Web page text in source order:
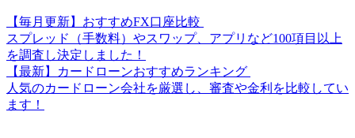
【毎月更新】おすすめFX口座比較
スプレッド（手数料）やスワップ、アプリなど100項目以上
を調査し決定しました！
【最新】カードローンおすすめランキング
人気のカードローン会社を厳選し、審査や金利を比較してい
ます！